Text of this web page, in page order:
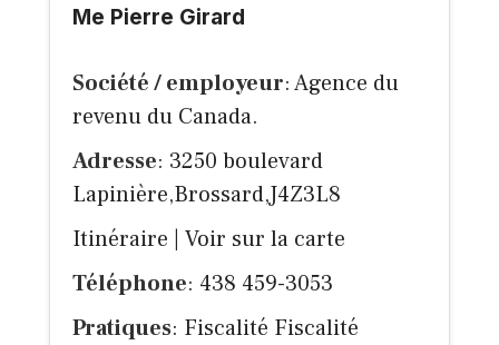
Me Pierre Girard
Société / employeur: Agence du
revenu du Canada.
Adresse: 3250 boulevard
Lapinière,Brossard,J4Z3L8
Itinéraire
Voir sur la carte
Téléphone: 438 459-3053
Pratiques: Fiscalité Fiscalité